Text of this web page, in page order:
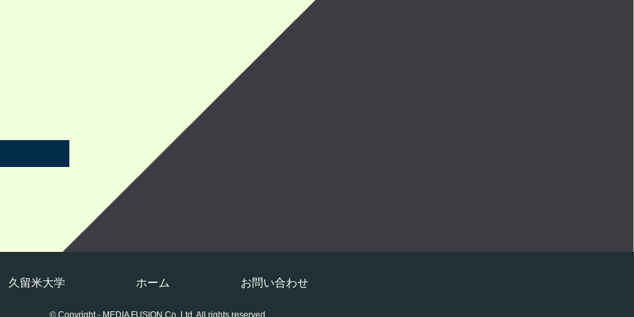
久留米大学 ホーム お問い合わせ
© Copyright - MEDIA FUSION Co.,Ltd. All rights reserved.